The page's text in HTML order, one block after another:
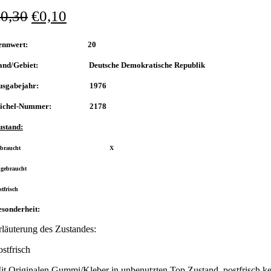
0,30 €0,10
20
Gebiet: Deutsche Demokratische Republik
1976
Nummer: 2178
X
des Zustandes: